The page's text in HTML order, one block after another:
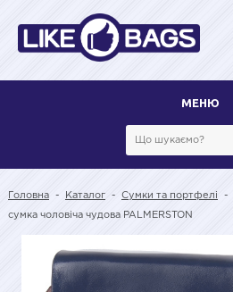
МЕНЮ
Головна - Каталог - Сумки та портфелі -
сумка чоловіча чудова PALMERSTON